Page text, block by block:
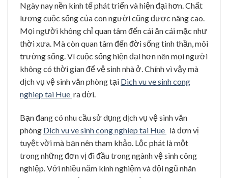
Ngày nay nền kinh tế phát triển và hiện đại hơn. Chất
lượng cuộc sống của con người cũng được nâng cao.
Mọi người không chỉ quan tâm đến cái ăn cái mặc như
thời xưa. Mà còn quan tâm đến đời sống tinh thần, môi
trường sống. Vì cuộc sống hiện đại hơn nên mọi người
không có thời gian để vệ sinh nhà ở. Chính vì vậy mà
dịch vụ vệ sinh văn phòng tại Dich vu ve sinh cong
nghiep tai Hue ra đời.
Bạn đang có nhu cầu sử dụng dịch vụ vệ sinh văn
phòng Dich vu ve sinh cong nghiep tai Hue là đơn vị
tuyệt vời mà bạn nên tham khảo. Lộc phát là một
trong những đơn vị đi đầu trong ngành vệ sinh công
nghiệp. Với nhiều năm kinh nghiệm và đội ngũ nhân